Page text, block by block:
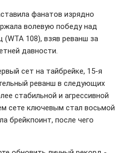
фанатов изрядно
волевую победу над
108), взяв реванш за
давности.
сет на тайбрейке, 15-я
реванш в следующих
стабильной и агрессивной
сете ключевым стал восьмой
брейкпоинт, после чего